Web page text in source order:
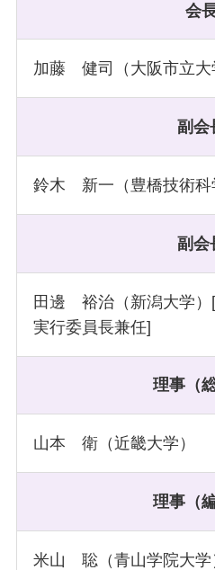
会
加藤 健司（大阪市立大
副会
鈴木 新一（豊橋技術科
副会
田邊 裕治（新潟大学）
実行委員長兼任]
理事（
山本 衛（近畿大学）
理事（
米山 聡（青山学院大学